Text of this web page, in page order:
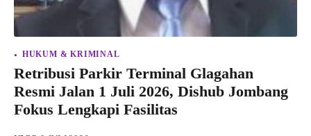
HUKUM & KRIMINAL
Retribusi Parkir Terminal Glagahan
Resmi Jalan 1 Juli 2026, Dishub Jombang
Fokus Lengkapi Fasilitas